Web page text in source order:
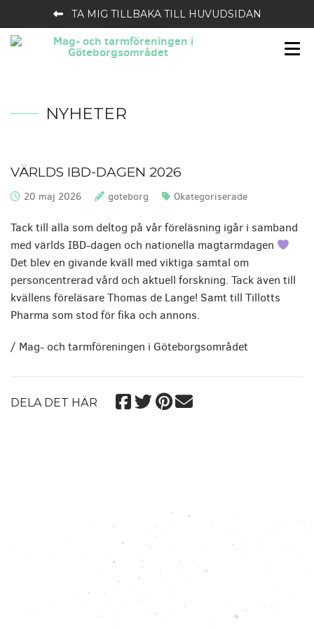
TA MIG TILLBAKA TILL HUVUDSIDAN
NYHETER
VÄRLDS IBD-DAGEN 2026
Publicerat:
20 maj 2026 Skrivet av:
goteborg Kategorier:
Okategoriserade
Tack till alla som deltog på vår föreläsning igår i samband
med världs IBD-dagen och nationella magtarmdagen
Det blev en givande kväll med viktiga samtal om
personcentrerad vård och aktuell forskning. Tack även till
kvällens föreläsare Thomas de Lange! Samt till Tillotts
Pharma som stod för fika och annons.
/ Mag- och tarmföreningen i Göteborgsområdet
DELA DET HÄR